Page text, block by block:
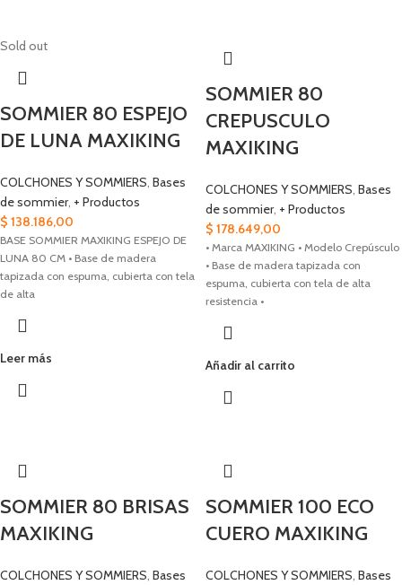
Sold out
SOMMIER 80 ESPEJO
DE LUNA MAXIKING
COLCHONES Y SOMMIERS, Bases
de sommier, + Productos
$ 138.186,00
BASE SOMMIER MAXIKING ESPEJO DE
LUNA 80 CM • Base de madera
tapizada con espuma, cubierta con tela
de alta
Leer más
SOMMIER 80
CREPUSCULO
MAXIKING
COLCHONES Y SOMMIERS, Bases
de sommier, + Productos
$ 178.649,00
• Marca MAXIKING • Modelo Crepúsculo
• Base de madera tapizada con
espuma, cubierta con tela de alta
resistencia •
Añadir al carrito
SOMMIER 80 BRISAS
MAXIKING
COLCHONES Y SOMMIERS, Bases
SOMMIER 100 ECO
CUERO MAXIKING
COLCHONES Y SOMMIERS, Bases